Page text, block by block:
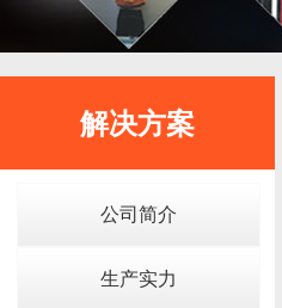
解决方案
公司简介
生产实力